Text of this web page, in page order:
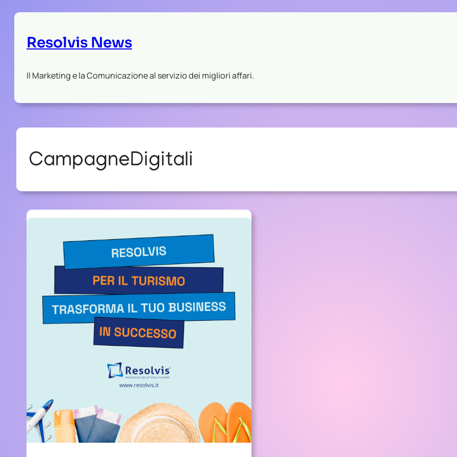
Resolvis News
Il Marketing e la Comunicazione al servizio dei migliori affari.
CampagneDigitali